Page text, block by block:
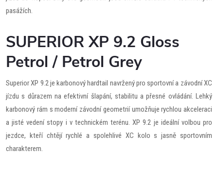
pasážích.
SUPERIOR XP 9.2 Gloss
Petrol / Petrol Grey
Superior XP 9.2 je karbonový hardtail navržený pro sportovní a závodní XC
jízdu s důrazem na efektivní šlapání, stabilitu a přesné ovládání. Lehký
karbonový rám s moderní závodní geometrií umožňuje rychlou akceleraci
a jisté vedení stopy i v technickém terénu. XP 9.2 je ideální volbou pro
jezdce, kteří chtějí rychlé a spolehlivé XC kolo s jasně sportovním
charakterem.